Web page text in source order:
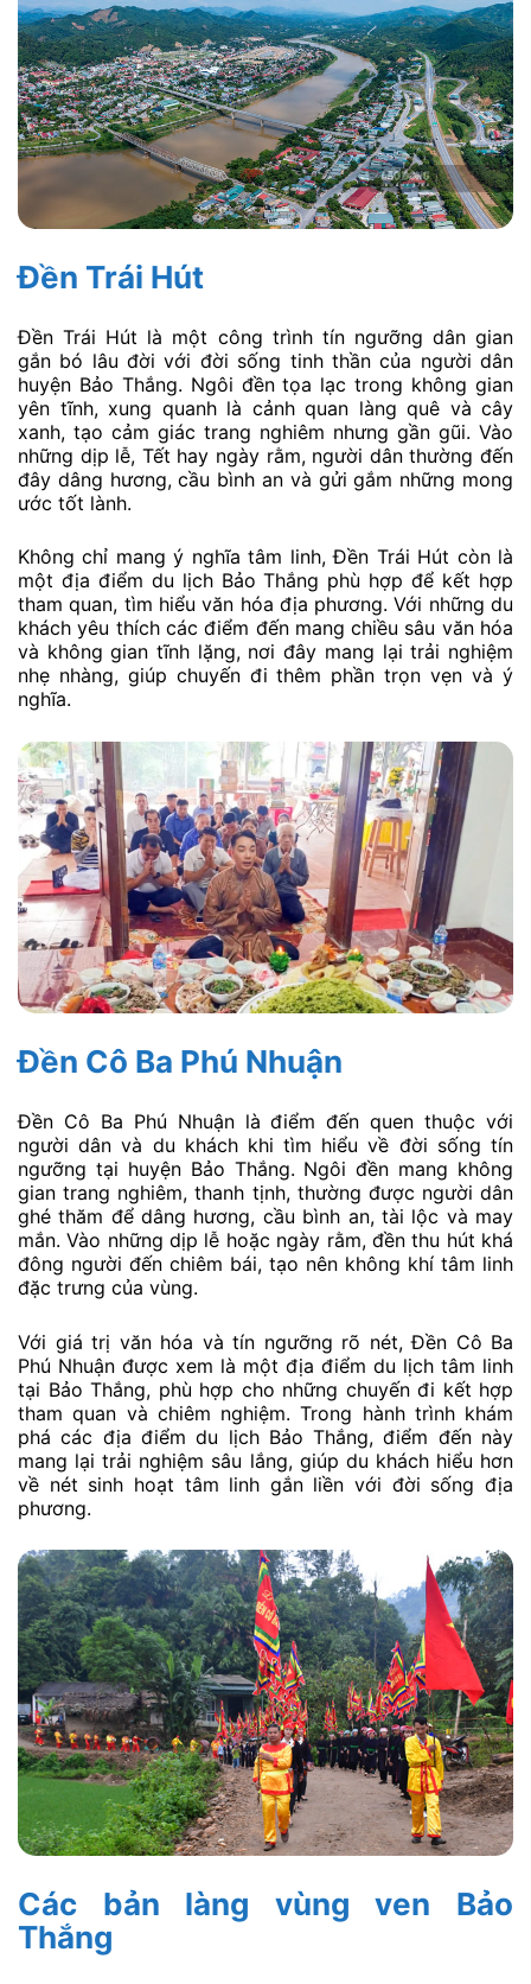
Đền Trái Hút
Đền Trái Hút là một công trình tín ngưỡng dân gian
gắn bó lâu đời với đời sống tinh thần của người dân
huyện Bảo Thắng. Ngôi đền tọa lạc trong không gian
yên tĩnh, xung quanh là cảnh quan làng quê và cây
xanh, tạo cảm giác trang nghiêm nhưng gần gũi. Vào
những dịp lễ, Tết hay ngày rằm, người dân thường đến
đây dâng hương, cầu bình an và gửi gắm những mong
ước tốt lành.
Không chỉ mang ý nghĩa tâm linh, Đền Trái Hút còn là
một địa điểm du lịch Bảo Thắng phù hợp để kết hợp
tham quan, tìm hiểu văn hóa địa phương. Với những du
khách yêu thích các điểm đến mang chiều sâu văn hóa
và không gian tĩnh lặng, nơi đây mang lại trải nghiệm
nhẹ nhàng, giúp chuyến đi thêm phần trọn vẹn và ý
nghĩa.
Đền Cô Ba Phú Nhuận
Đền Cô Ba Phú Nhuận là điểm đến quen thuộc với
người dân và du khách khi tìm hiểu về đời sống tín
ngưỡng tại huyện Bảo Thắng. Ngôi đền mang không
gian trang nghiêm, thanh tịnh, thường được người dân
ghé thăm để dâng hương, cầu bình an, tài lộc và may
mắn. Vào những dịp lễ hoặc ngày rằm, đền thu hút khá
đông người đến chiêm bái, tạo nên không khí tâm linh
đặc trưng của vùng.
Với giá trị văn hóa và tín ngưỡng rõ nét, Đền Cô Ba
Phú Nhuận được xem là một địa điểm du lịch tâm linh
tại Bảo Thắng, phù hợp cho những chuyến đi kết hợp
tham quan và chiêm nghiệm. Trong hành trình khám
phá các địa điểm du lịch Bảo Thắng, điểm đến này
mang lại trải nghiệm sâu lắng, giúp du khách hiểu hơn
về nét sinh hoạt tâm linh gắn liền với đời sống địa
phương.
Các bản làng vùng ven Bảo
Thắng